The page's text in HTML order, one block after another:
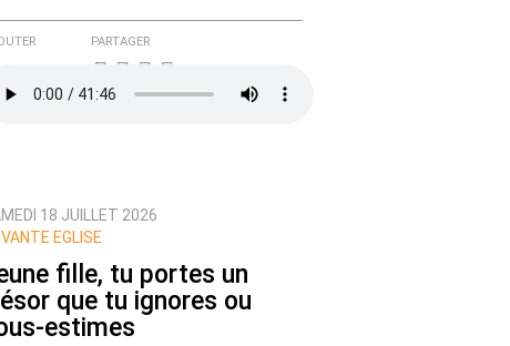
PARTAGER
18 JUILLET 2026
EGLISE
fille, tu portes un
que tu ignores ou
estimes